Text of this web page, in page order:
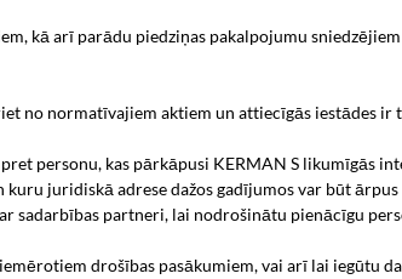
kā arī parādu piedziņas pakalpojumu
no normatīvajiem aktiem un attiecīgās iestādes ir
personu, kas pārkāpusi KERMAN S likumīgās
juridiskā adrese dažos gadījumos var būt ārpus
sadarbības partneri, lai nodrošinātu pienācīgu
drošības pasākumiem, vai arī lai iegūtu